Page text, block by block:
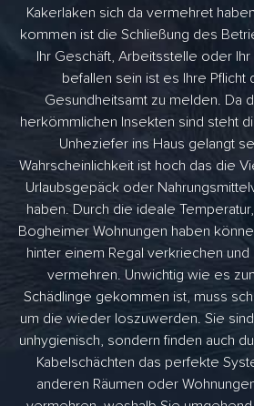
Kakerlaken sich da vermehret
kommen ist die Schließung des
Ihr Geschäft, Arbeitsstelle oder Ihr
befallen sein ist es Ihre Pflicht
Gesundheitsamt zu melden. Da
herkömmlichen Insekten sind steht
Unheziefer ins Haus gelangt
Wahrscheinlichkeit ist hoch das die
Urlaubsgepäck oder
haben. Durch die ideale
Bogheimer Wohnungen haben
hinter einem Regal verkriechen
vermehren. Unwichtig wie es
Schädlinge gekommen ist, muss
um die wieder loszuwerden. Sie
unhygienisch, sondern finden auch
Kabelschächten das perfekte
anderen Räumen oder